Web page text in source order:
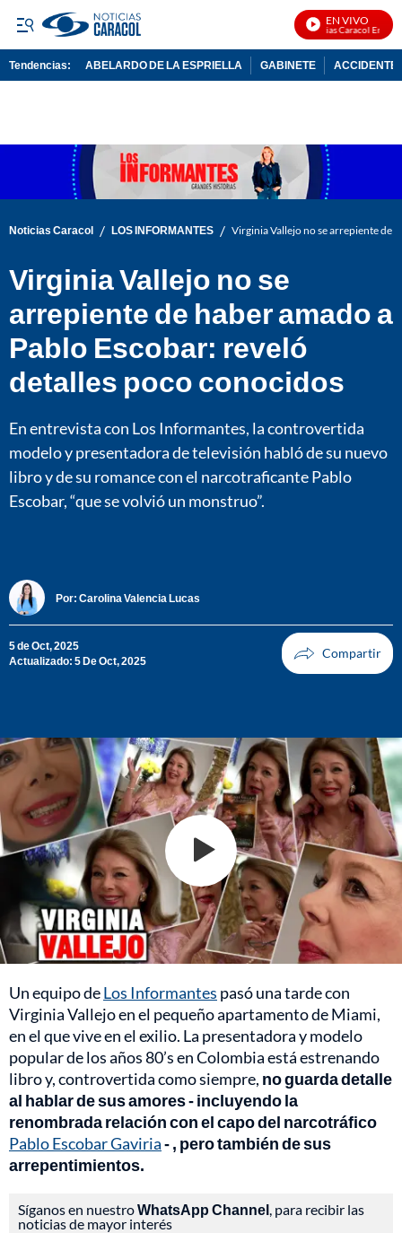
EN VIVO
Noticias Caracol En Vivo
Tendencias: ABELARDO DE LA ESPRIELLA GABINETE ACCIDENTE
Noticias Caracol / LOS INFORMANTES / Virginia Vallejo no se arrepiente de
Virginia Vallejo no se
arrepiente de haber amado a
Pablo Escobar: reveló
detalles poco conocidos
En entrevista con Los Informantes, la controvertida
modelo y presentadora de televisión habló de su nuevo
libro y de su romance con el narcotraficante Pablo
Escobar, “que se volvió un monstruo”.
Por: Carolina Valencia Lucas
5 de Oct, 2025
Actualizado: 5 De Oct, 2025
Un equipo deLos Informantes pasó una tarde con
Virginia Vallejo en el pequeño apartamento de Miami,
en el que vive en el exilio. La presentadora y modelo
popular de los años 80’s en Colombia está estrenando
libro y, controvertida como siempre, no guarda detalle
al hablar de sus amores - incluyendo la
renombrada relación con el capo del narcotráfico
Pablo Escobar Gaviria- , pero también de sus
arrepentimientos.
Síganos en nuestroWhatsApp Channel, para recibir las
noticias de mayor interés